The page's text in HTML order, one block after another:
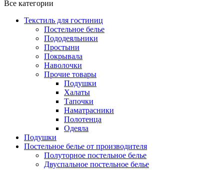
Все категории
Текстиль для гостиниц
Постельное белье
Пододеяльники
Простыни
Покрывала
Наволочки
Прочие товары
Подушки
Халаты
Тапочки
Наматрасники
Полотенца
Одеяла
Подушки
Постельное белье от производителя
Полуторное постельное белье
Двуспальное постельное белье